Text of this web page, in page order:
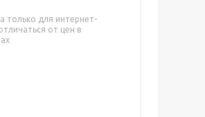
только для интернет-
от цен в